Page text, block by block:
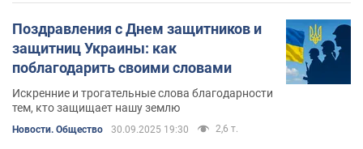
Поздравления с Днем защитников и
защитниц Украины: как
поблагодарить своими словами
Искренние и трогательные слова благодарности
тем, кто защищает нашу землю
Новости. Общество 30.09.2025 19:30 2,6 т.